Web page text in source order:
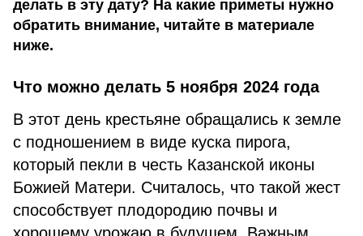
делать в эту дату? На какие приметы нужно
обратить внимание, читайте в материале
ниже.
Что можно делать 5 ноября 2024 года
В этот день крестьяне обращались к земле
с подношением в виде куска пирога,
который пекли в честь Казанской иконы
Божией Матери. Считалось, что такой жест
способствует плодородию почвы и